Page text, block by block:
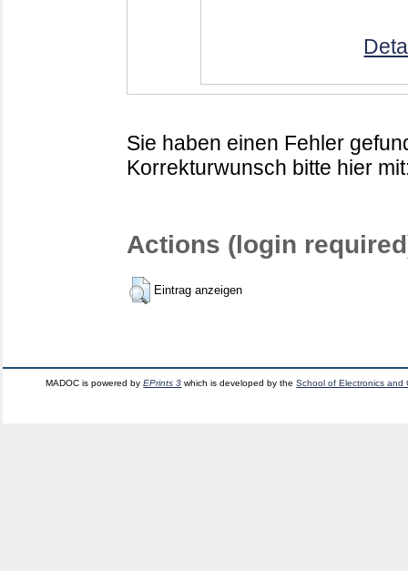
Sie haben einen Fehler
Korrekturwunsch bitte hier
Actions (login
Eintrag anzeigen
MADOC is powered byEPrints 3 which is developed by theSchool of Electronics and